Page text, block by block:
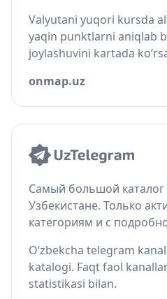
Valyutani yuqori kursda
yaqin punktlarni aniqlab
joylashuvini kartada
onmap.uz
Самый большой каталог
Узбекистане. Только
категориям и с
O‘zbekcha telegram
katalogi. Faqt faol
statistikasi bilan.